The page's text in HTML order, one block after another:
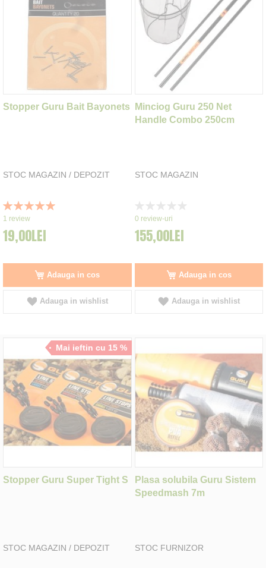
Stopper Guru Bait Bayonets
STOC MAGAZIN / DEPOZIT
Rating:
100%
1 review
19,00LEI
Adauga in cos
Adauga in wishlist
Minciog Guru 250 Net
Handle Combo 250cm
STOC MAGAZIN
0%
0 review-uri
155,00LEI
Adauga in cos
Adauga in wishlist
Mai ieftin cu 15 %
Stopper Guru Super Tight S
STOC MAGAZIN / DEPOZIT
Plasa solubila Guru Sistem
Speedmash 7m
STOC FURNIZOR